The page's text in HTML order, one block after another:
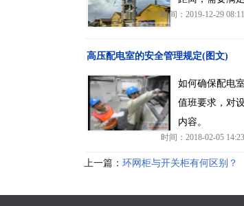
时间：2019-12-29
高压配电室的安全管理规定(图文)
如何确保配电
值班要求，对
内容。
时间：2018-02-05
上一篇： 环网柜与开关柜有何区别？